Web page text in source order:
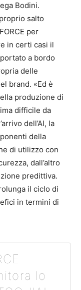
Bodini.
salto
per
in certi casi il
a bordo
delle
brand. «Ed è
produzione di
difficile da
dell’AI, la
della
di utilizzo con
dall’altro
predittiva.
il ciclo di
in termini di
lo